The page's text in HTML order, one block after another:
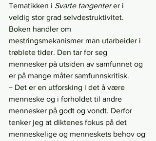
Tematikken i Svarte tangenter er i
veldig stor grad selvdestruktivitet.
Boken handler om
mestringsmekanismer man utarbeider i
trøblete tider. Den tar for seg
mennesker på utsiden av samfunnet og
er på mange måter samfunnskritisk.
− Det er en utforsking i det å være
menneske og i forholdet til andre
mennesker på godt og vondt. Derfor
tenker jeg at diktenes fokus på det
menneskelige og menneskets behov og